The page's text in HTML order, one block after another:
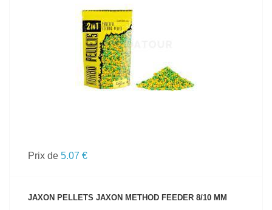
VOIR LE PRODUIT
Prix de 5.07 €
JAXON PELLETS JAXON METHOD FEEDER 8/10 MM